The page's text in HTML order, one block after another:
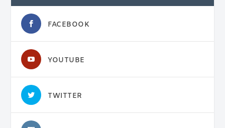
FACEBOOK
YOUTUBE
TWITTER